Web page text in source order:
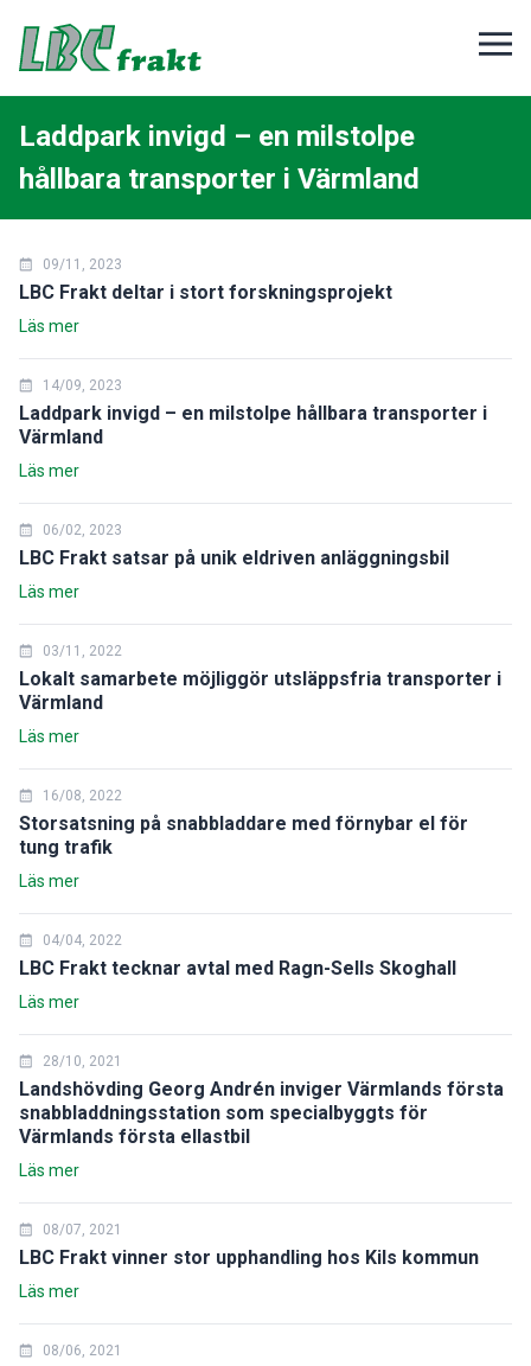
Laddpark invigd – en milstolpe
hållbara transporter i Värmland
09/11, 2023
LBC Frakt deltar i stort forskningsprojekt
Läs mer
14/09, 2023
Laddpark invigd – en milstolpe hållbara transporter i
Värmland
Läs mer
06/02, 2023
LBC Frakt satsar på unik eldriven anläggningsbil
Läs mer
03/11, 2022
Lokalt samarbete möjliggör utsläppsfria transporter i
Värmland
Läs mer
16/08, 2022
Storsatsning på snabbladdare med förnybar el för
tung trafik
Läs mer
04/04, 2022
LBC Frakt tecknar avtal med Ragn-Sells Skoghall
Läs mer
28/10, 2021
Landshövding Georg Andrén inviger Värmlands första
snabbladdningsstation som specialbyggts för
Värmlands första ellastbil
Läs mer
08/07, 2021
LBC Frakt vinner stor upphandling hos Kils kommun
Läs mer
08/06, 2021